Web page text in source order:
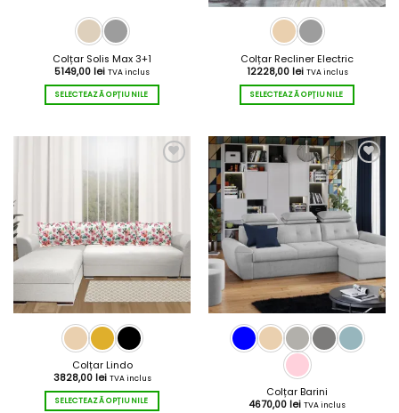
Colțar Solis Max 3+1
5149,00 lei TVA inclus
SELECTEAZĂ OPȚIUNILE
multe
variații.
Opțiunile
pot
fi
alese
pagina
produsului.
Colțar Recliner Electric
12228,00 lei TVA inclus
SELECTEAZĂ OPȚIUNILE
are
mai
multe
variații.
Opțiunile
pot
fi
alese
în
pagina
produsului.
Colțar Lindo
3828,00 lei TVA inclus
SELECTEAZĂ OPȚIUNILE
Colțar Barini
4670,00 lei TVA inclus